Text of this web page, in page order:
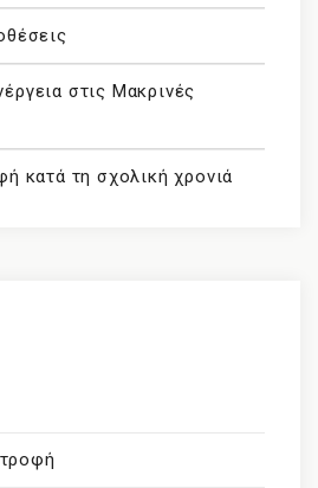
στις Μακρινές
κατά τη σχολική χρονιά